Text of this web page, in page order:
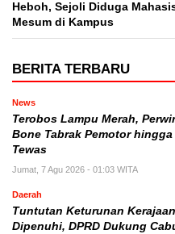
Heboh, Sejoli Diduga
Mesum di Kampus
BERITA TERBARU
News
Terobos Lampu Merah,
Bone Tabrak Pemotor
Tewas
Jumat, 7 Agu 2026 - 01:03 WITA
Daerah
Tuntutan Keturunan
Dipenuhi, DPRD Dukung